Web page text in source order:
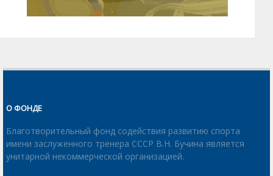
О ФОНДЕ
Благотворительный фонд содействия развитию спорта
имени заслуженного тренера СССР В.Н. Бучина является
унитарной некоммерческой организацией.